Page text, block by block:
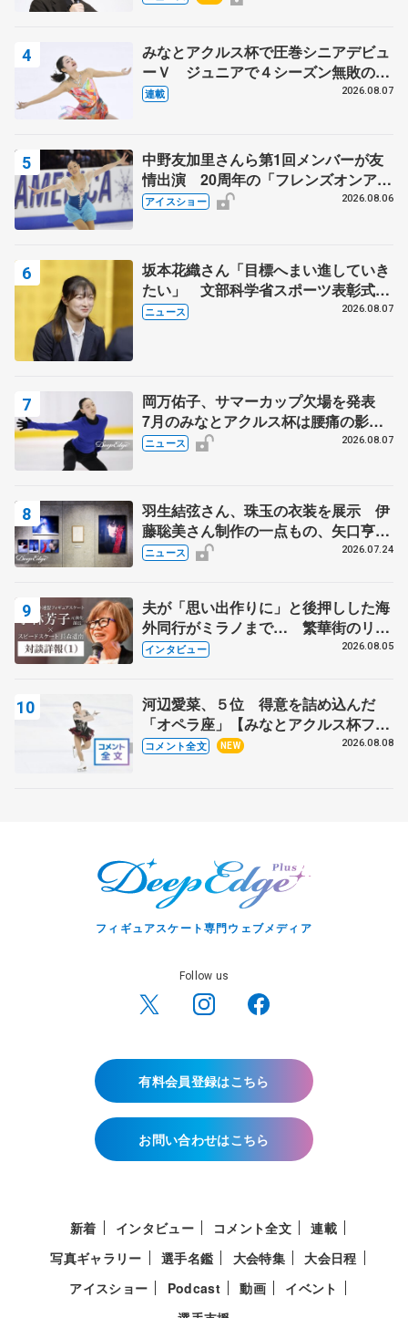
みなとアクルス杯で圧巻シニアデビュ
ーＶ ジュニアで４シーズン無敗の島
田麻央
連載 2026.08.07
中野友加里さんら第1回メンバーが友
情出演 20周年の「フレンズオンアイ
ス」 宮本賢二さん、有川梨絵さん、
アイスショー 2026.08.06
坂本花織さん「目標へまい進していき
たい」 文部科学省スポーツ表彰式で
代表謝辞
ニュース 2026.08.07
岡万佑子、サマーカップ欠場を発表
7月のみなとアクルス杯は腰痛の影響
で
ニュース 2026.08.07
羽生結弦さん、珠玉の衣装を展示 伊
藤聡美さん制作の一点もの、矢口亨さ
んが撮影
ニュース 2026.07.24
夫が「思い出作りに」と後押しした海
外同行がミラノまで… 繁華街のリン
クでは不良のお兄さんも味方に 小林
インタビュー 2026.08.05
河辺愛菜、５位 得意を詰め込んだ
「オペラ座」【みなとアクルス杯フリ
ー】
コメント全文 NEW 2026.08.08
フィギュアスケート専門ウェブメディア
Follow us
有料会員登録はこちら
お問い合わせはこちら
新着 インタビュー コメント全文
連載
写真ギャラリー
選手名鑑 大会特集
大会日程
アイスショー
Podcast 動画
イベント